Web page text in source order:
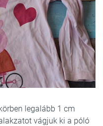
legalább 1 cm
vágjuk ki a póló